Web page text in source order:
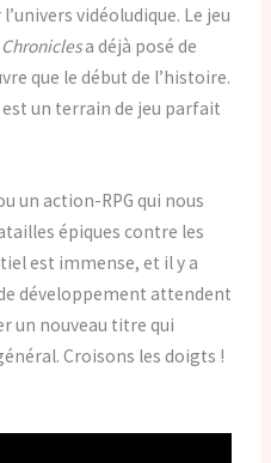
vidéoludique. Le jeu
a déjà posé de
que le début de l’histoire.
est un terrain de jeu parfait
un action-RPG qui nous
épiques contre les
est immense, et il y a
développement attendent
un nouveau titre qui
Croisons les doigts !